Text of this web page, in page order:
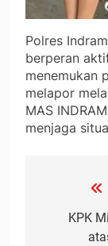
Polres
berperan
menemukan
melapor
MAS
menjaga
posKPK